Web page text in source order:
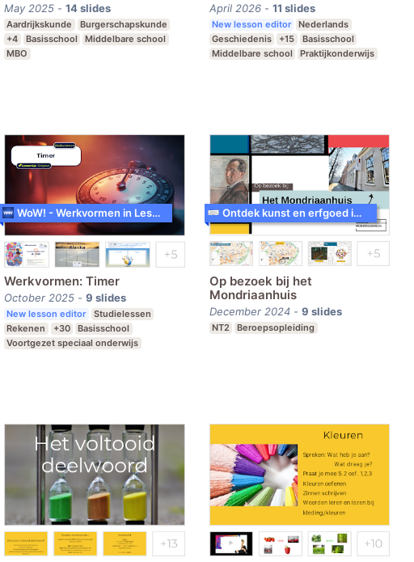
May 2025 - 14slides
Aardrijkskunde
Burgerschapskunde
+4
Basisschool
Middelbare school
MBO
April 2026- 11 slides
New lesson editor
Nederlands
Geschiedenis
+15
Basisschool
Middelbare school
Praktijkonderwijs
Werkvormen: Timer
October 2025 - 9 slides
New lesson editor
Studielessen
Rekenen
+30
Basisschool
Voortgezet speciaal onderwijs
WoW! - Werkvormen in LessonUp
Op bezoek bij het
Mondriaanhuis
December 2024- 9 slides
NT2 Beroepsopleiding
Ontdek kunst en erfgoed in Amersfoort